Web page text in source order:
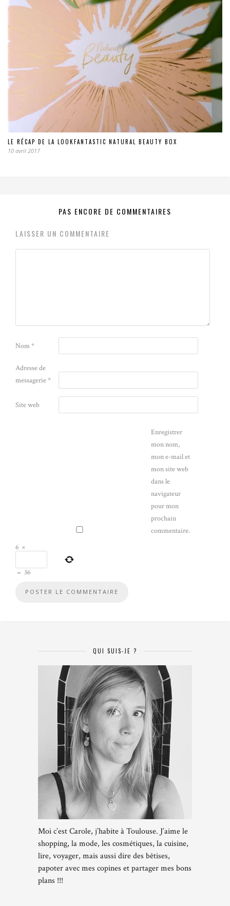
LE RÉCAP DE LA LOOKFANTASTIC NATURAL BEAUTY BOX
10 avril 2017
PAS ENCORE DE COMMENTAIRES
LAISSER UN COMMENTAIRE
Nom*
Adresse de
messagerie*
Site web
Enregistrer
mon nom,
mon e-mail et
mon site web
dans le
navigateur
pour mon
prochain
commentaire.
6 ×
= 36
QUI SUIS-JE ?
Moi c’est Carole, j’habite à Toulouse. J’aime le
shopping, la mode, les cosmétiques, la cuisine,
lire, voyager, mais aussi dire des bêtises,
papoter avec mes copines et partager mes bons
plans !!!